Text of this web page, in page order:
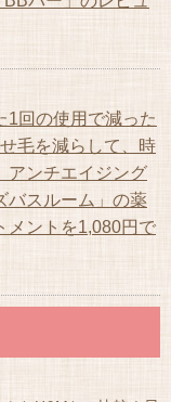
回の使用で減った
毛を減らして、時
アンチエイジング
バスルーム」の薬
メントを1,080円で